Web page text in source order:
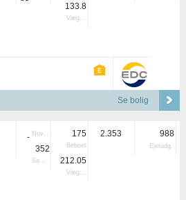
133.8
Vægtet
Se bolig
- Nuvær.
352
Samlet
175
Beboet
212.05
Vægtet
2.353 988
Ejerudg.